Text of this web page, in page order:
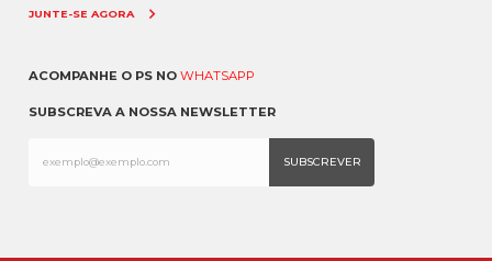
JUNTE-SE AGORA
ACOMPANHE O PS NO WHATSAPP
SUBSCREVA A NOSSA NEWSLETTER